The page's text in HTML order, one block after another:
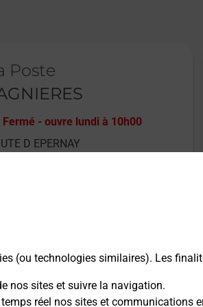
(ou technologies similaires). Les
nos sites et suivre la navigation.
réel nos sites et communications
Poste
Fermé - ouvre lundi à 10h00
D EPERNAY